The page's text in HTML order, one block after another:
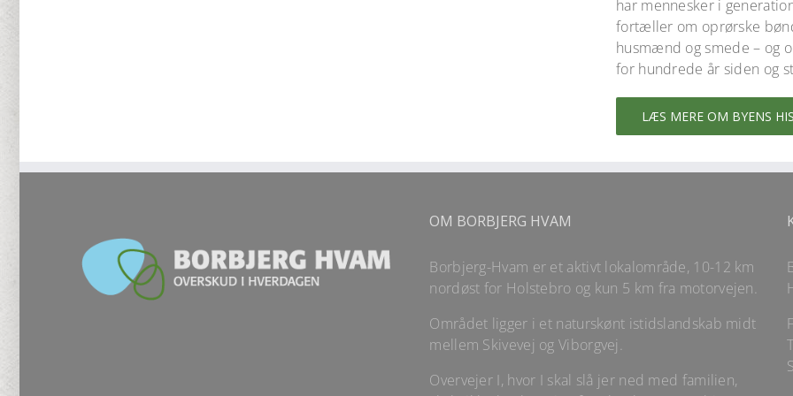
har mennesker i
fortæller om oprørske
husmænd og smede – og
for hundrede år siden og
LÆS MERE OM BYENS
OM BORBJERG HVAM
Borbjerg-Hvam er et aktivt lokalområde, 10-12 km
nordøst for Holstebro og kun 5 km fra motorvejen.
Området ligger i et naturskønt istidslandskab midt
mellem Skivevej og Viborgvej.
Overvejer I, hvor I skal slå jer ned med familien,